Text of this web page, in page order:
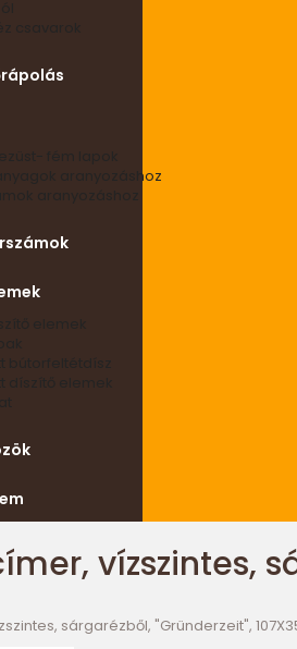
csavarok
fém lapok
aranyozáshoz
aranyozáshoz
elemek
bútorfeltétdísz
díszítő elemek
vízszintes,
sárgarézből, "Gründerzeit",